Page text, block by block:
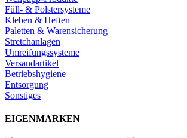
Füll- & Polstersysteme
Kleben & Heften
Paletten & Warensicherung
Stretchanlagen
Umreifungssysteme
Versandartikel
Betriebshygiene
Entsorgung
Sonstiges
EIGENMARKEN